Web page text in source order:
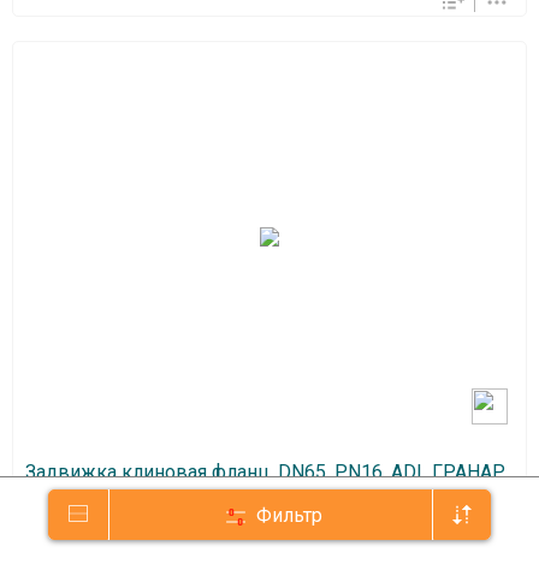
Фильтр
Задвижка клиновая фланц. DN65, PN16, ADL ГРАНАР
KR11, чугун, штурвал
65 мм